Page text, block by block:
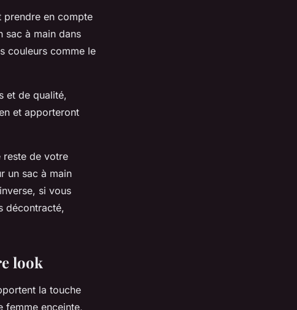
prendre en compte
sac à main dans
couleurs comme le
et de qualité,
et apporteront
reste de votre
un sac à main
si vous
décontracté,
look
la touche
femme enceinte,